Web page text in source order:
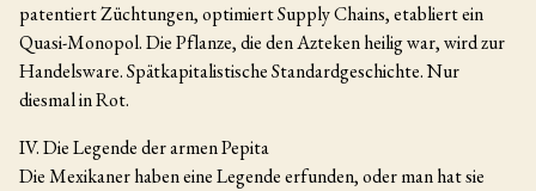
patentiert Züchtungen, optimiert Supply Chains, etabliert ein
Quasi-Monopol. Die Pflanze, die den Azteken heilig war, wird zur
Handelsware. Spätkapitalistische Standardgeschichte. Nur
diesmal in Rot.
IV. Die Legende der armen Pepita
Die Mexikaner haben eine Legende erfunden, oder man hat sie